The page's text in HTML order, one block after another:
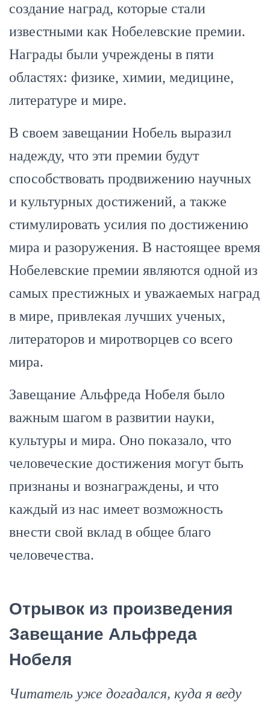
создание наград, которые стали
известными как Нобелевские премии.
Награды были учреждены в пяти
областях: физике, химии, медицине,
литературе и мире.
В своем завещании Нобель выразил
надежду, что эти премии будут
способствовать продвижению научных
и культурных достижений, а также
стимулировать усилия по достижению
мира и разоружения. В настоящее время
Нобелевские премии являются одной из
самых престижных и уважаемых наград
в мире, привлекая лучших ученых,
литераторов и миротворцев со всего
мира.
Завещание Альфреда Нобеля было
важным шагом в развитии науки,
культуры и мира. Оно показало, что
человеческие достижения могут быть
признаны и вознаграждены, и что
каждый из нас имеет возможность
внести свой вклад в общее благо
человечества.
Отрывок из произведения
Завещание Альфреда
Нобеля
Читатель уже догадался, куда я веду